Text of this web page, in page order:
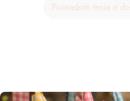
Powiadom mnie o